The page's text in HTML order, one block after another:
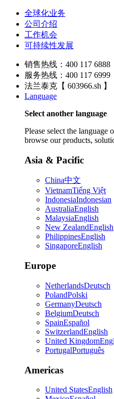
全球化业务
公司介绍
工作机会
可持续性发展
销售热线：400 117 6888
服务热线：400 117 6999
法兰泰克【 603966.sh 】
Language
Select another language
Please select the language
browse our products,
Asia & Pacific
China中文
VietnamTiếng Việt
IndonesiaIndonesian
AustraliaEnglish
MalaysiaEnglish
New ZealandEnglish
PhilippinesEnglish
SingaporeEnglish
Europe
NetherlandsDeutsch
PolandPolski
GermanyDeutsch
BelgiumDeutsch
SpainEspañol
SwitzerlandEnglish
United Kingdom
PortugalPortuguês
Americas
United StatesEnglish